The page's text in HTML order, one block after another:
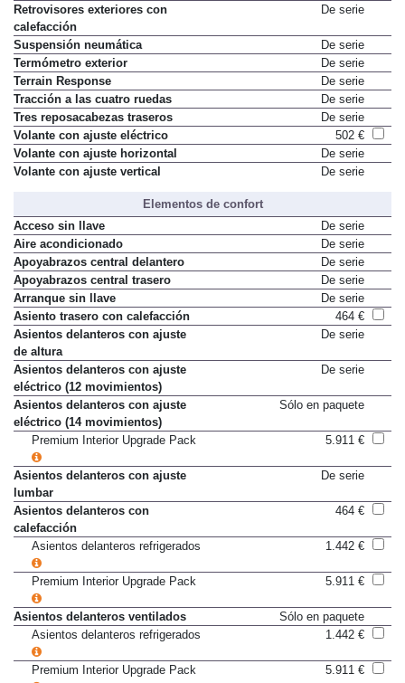
Retrovisores exteriores con
calefacción
De serie
Suspensión neumática
De serie
Termómetro exterior
De serie
Terrain Response
De serie
Tracción a las cuatro ruedas
De serie
Tres reposacabezas traseros
De serie
Volante con ajuste eléctrico
502 €
Volante con ajuste horizontal
De serie
Volante con ajuste vertical
De serie
Elementos de confort
Acceso sin llave
De serie
Aire acondicionado
De serie
Apoyabrazos central delantero
De serie
Apoyabrazos central trasero
De serie
Arranque sin llave
De serie
Asiento trasero con calefacción
464 €
Asientos delanteros con ajuste
de altura
De serie
Asientos delanteros con ajuste
eléctrico (12 movimientos)
De serie
Asientos delanteros con ajuste
eléctrico (14 movimientos)
Sólo en paquete
Premium Interior Upgrade Pack 5.911 €
Asientos delanteros con ajuste
lumbar
De serie
Asientos delanteros con
calefacción
464 €
Asientos delanteros refrigerados 1.442 €
Premium Interior Upgrade Pack 5.911 €
Asientos delanteros ventilados
Sólo en paquete
Asientos delanteros refrigerados
1.442 €
Premium Interior Upgrade Pack 5.911 €